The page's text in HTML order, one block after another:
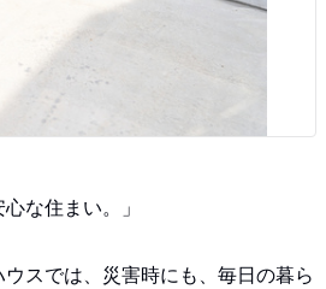
な住まい。」
スでは、災害時にも、毎日の暮ら